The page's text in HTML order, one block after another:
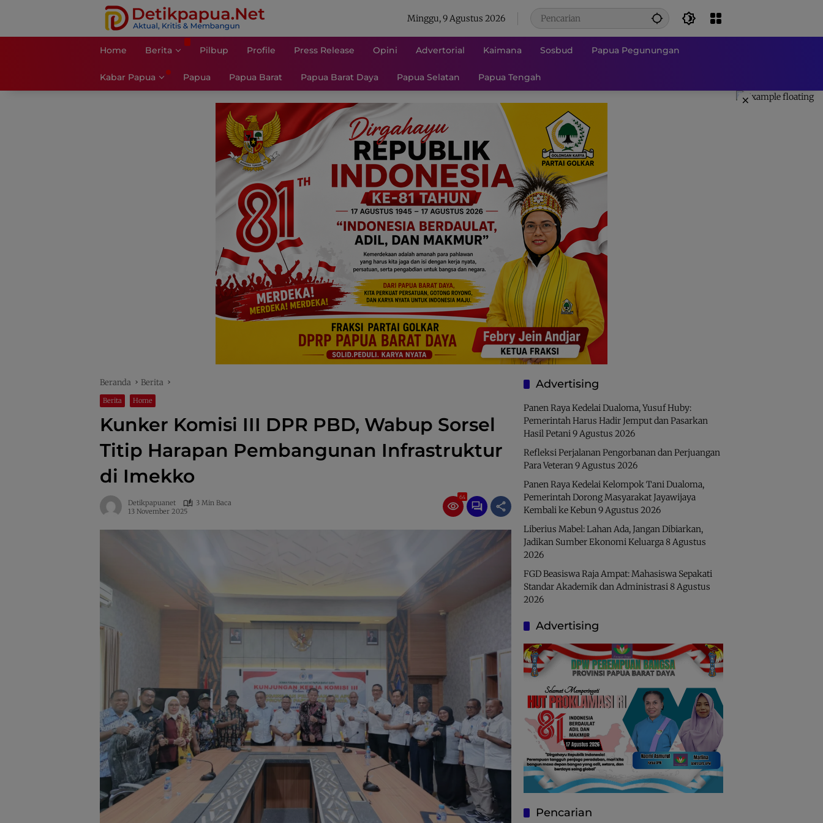
Minggu, 9 Agustus 2026
Home Berita Pilbup Profile Press Release Opini Advertorial Kaimana Sosbud Papua Pegunungan
Kabar Papua Papua Papua Barat Papua Barat Daya Papua Selatan Papua Tengah
×
Beranda Berita
Berita Home
Kunker Komisi III DPR PBD, Wabup Sorsel
Titip Harapan Pembangunan Infrastruktur
di Imekko
Detikpapuanet
3 Min Baca
13 November 2025
64
Advertising
Panen Raya Kedelai Dualoma, Yusuf Huby:
Pemerintah Harus Hadir Jemput dan Pasarkan
Hasil Petani9 Agustus 2026
Refleksi Perjalanan Pengorbanan dan Perjuangan
Para Veteran9 Agustus 2026
Panen Raya Kedelai Kelompok Tani Dualoma,
Pemerintah Dorong Masyarakat Jayawijaya
Kembali ke Kebun9 Agustus 2026
Liberius Mabel: Lahan Ada, Jangan Dibiarkan,
Jadikan Sumber Ekonomi Keluarga8 Agustus
2026
FGD Beasiswa Raja Ampat: Mahasiswa Sepakati
Standar Akademik dan Administrasi8 Agustus
2026
Advertising
Pencarian